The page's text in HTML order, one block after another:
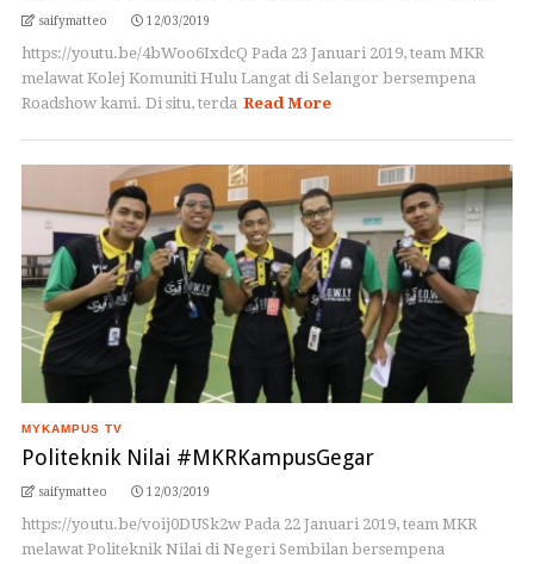
saifymatteo 12/03/2019
https://youtu.be/4bWoo6IxdcQ Pada 23 Januari 2019, team MKR
melawat Kolej Komuniti Hulu Langat di Selangor bersempena
Roadshow kami. Di situ, terda Read More
MYKAMPUS TV
Politeknik Nilai #MKRKampusGegar
saifymatteo 12/03/2019
https://youtu.be/voij0DUSk2w Pada 22 Januari 2019, team MKR
melawat Politeknik Nilai di Negeri Sembilan bersempena